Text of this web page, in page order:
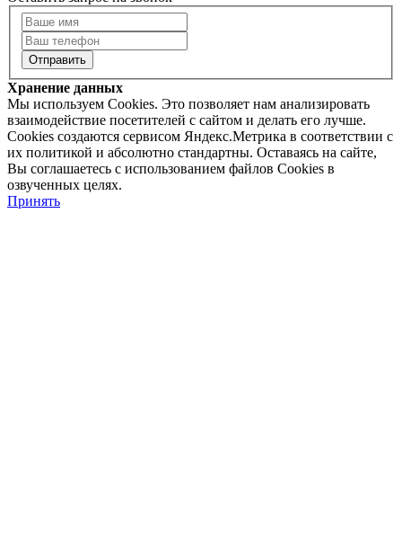
Хранение данных
Мы используем Cookies. Это позволяет нам анализировать
взаимодействие посетителей с сайтом и делать его лучше.
Cookies создаются сервисом Яндекс.Метрика в соответствии с
их политикой и абсолютно стандартны. Оставаясь на сайте,
Вы соглашаетесь с использованием файлов Cookies в
озвученных целях.
Принять